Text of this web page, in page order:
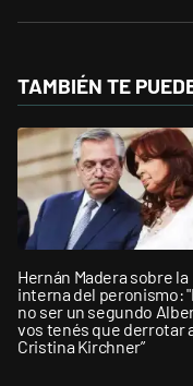
TAMBIÉN TE
Hernán Madera sobre la
interna del peronismo:
no ser un segundo
vos tenés que derrotar
Cristina Kirchner”